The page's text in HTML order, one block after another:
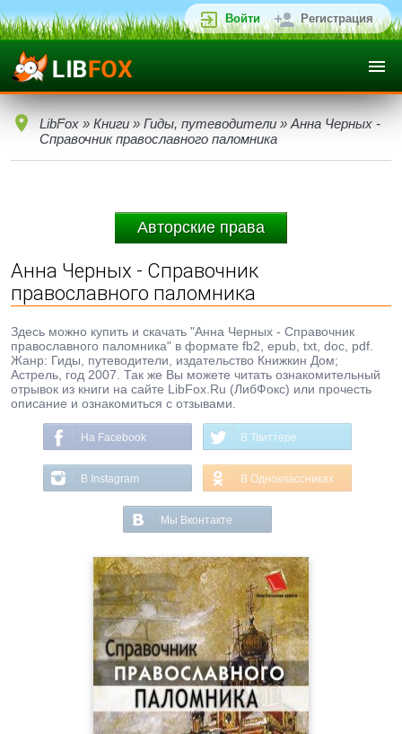
Войти Регистрация
LibFox » Книги » Гиды, путеводители » Анна Черных -
Справочник православного паломника
Авторские права
Анна Черных - Справочник
православного паломника
Здесь можно купить и скачать "Анна Черных - Справочник
православного паломника" в формате fb2, epub, txt, doc, pdf.
Жанр: Гиды, путеводители, издательство Книжкин Дом;
Астрель, год 2007. Так же Вы можете читать ознакомительный
отрывок из книги на сайте LibFox.Ru (ЛибФокс) или прочесть
описание и ознакомиться с отзывами.
На Facebook В Твиттере
В Instagram В Одноклассниках
Мы Вконтакте